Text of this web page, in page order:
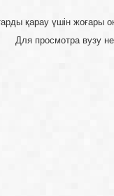
қарау үшін
Для